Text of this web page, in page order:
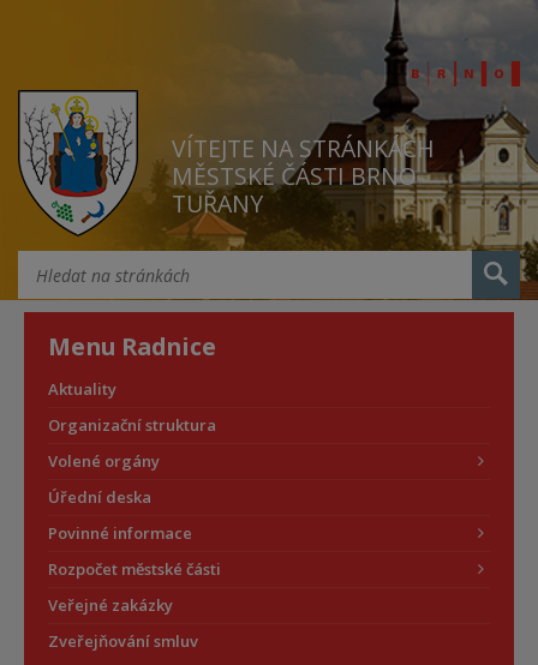
VÍTEJTE NA STRÁNKÁCH
MĚSTSKÉ ČÁSTI BRNO
TUŘANY
Menu Radnice
Aktuality
Organizační struktura
Volené orgány
Úřední deska
Povinné informace
Rozpočet městské části
Veřejné zakázky
Zveřejňování smluv